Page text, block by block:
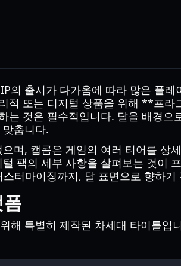
의 출시가 다가옴에 따라 많은 플
적 또는 디지털 상품을 위해 **프
것은 필수적입니다. 달을 배경
춥니다.
며, 캡콤은 게임의 여러 티어를 상
팩의 세부 사항을 살펴보는 것이
터마이징까지, 달 표면으로 향하
해 특별히 제작된 차세대 타이틀